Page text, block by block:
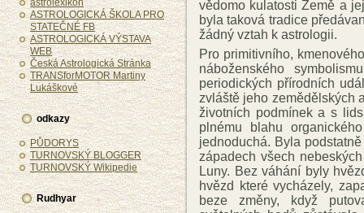
astrolexikon
ASTROLOGICKÁ ŠKOLA PRO
STATEČNÉ FB
ASTROLOGICKÁ VÝSTAVA
WEB
Česká Astrologická Stránka
TRANSforMOTOR Martiny
Lukáškové
odkazy
PŮDORYS
TURNOVSKÝ BLOGGER
TURNOVSKÝ Wikipedie
Rudhyar
vědomo kulatosti Země a
byla taková tradice
žádný vztah k astrologii.
Pro primitivního,
náboženského
periodických přírodních
zvláště jeho zemědělských
životních podmínek a s
plnému blahu
jednoduchá. Byla
západech všech
Luny. Bez váhání byly
hvězd které vycházely,
beze změny, když